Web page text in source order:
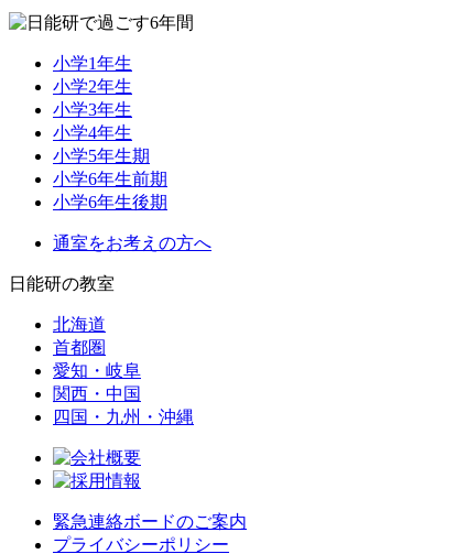
小学1年生
小学2年生
小学3年生
小学4年生
小学5年生期
小学6年生前期
小学6年生後期
通室をお考えの方へ
日能研の教室
北海道
首都圏
愛知・岐阜
関西・中国
四国・九州・沖縄
緊急連絡ボードのご案内
プライバシーポリシー